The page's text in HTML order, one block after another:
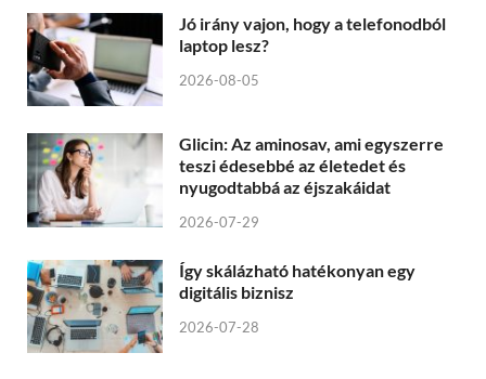
Jó irány vajon, hogy a telefonodból
laptop lesz?
2026-08-05
Glicin: Az aminosav, ami egyszerre
teszi édesebbé az életedet és
nyugodtabbá az éjszakáidat
2026-07-29
Így skálázható hatékonyan egy
digitális biznisz
2026-07-28